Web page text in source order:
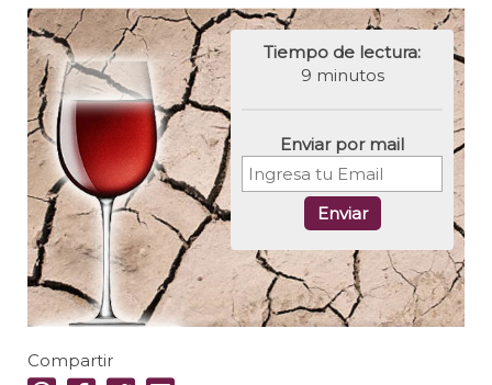
Tiempo de lectura:
9 minutos
Enviar por mail
Enviar
Compartir